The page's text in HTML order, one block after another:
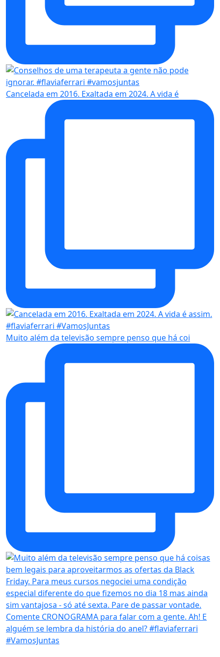
Cancelada em 2016. Exaltada em 2024. A vida é
Muito além da televisão sempre penso que há coi